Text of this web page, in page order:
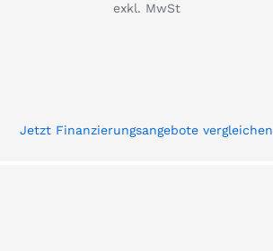
exkl. MwSt
Jetzt Finanzierungsangebote vergleichen